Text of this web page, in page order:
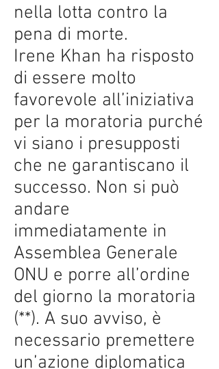
nella lotta contro la
pena di morte.
Irene Khan ha risposto
di essere molto
favorevole all’iniziativa
per la moratoria purché
vi siano i presupposti
che ne garantiscano il
successo. Non si può
andare
immediatamente in
Assemblea Generale
ONU e porre all’ordine
del giorno la moratoria
(**). A suo avviso, è
necessario premettere
un’azione diplomatica